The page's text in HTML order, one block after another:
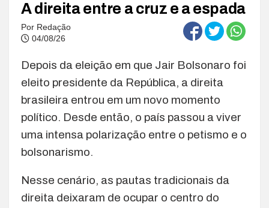
A direita entre a cruz e a espada
Por Redação
04/08/26
Depois da eleição em que Jair Bolsonaro foi
eleito presidente da República, a direita
brasileira entrou em um novo momento
político. Desde então, o país passou a viver
uma intensa polarização entre o petismo e o
bolsonarismo.
Nesse cenário, as pautas tradicionais da
direita deixaram de ocupar o centro do